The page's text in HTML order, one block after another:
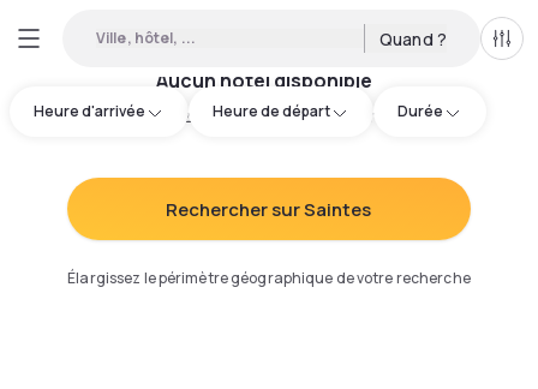
Ville, hôtel, ... Quand ?
Heure d'arrivée Heure de départ Durée
Aucun hôtel disponible
Essayez d'ajuster votre recherche:
Rechercher sur Saintes
Élargissez le périmètre géographique de votre recherche